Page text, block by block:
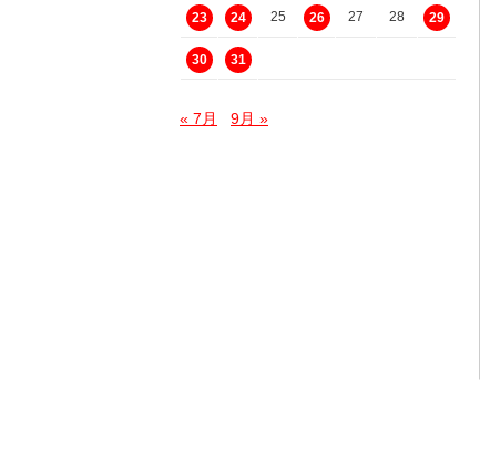
23 24 25 26 27 28 29
30 31
« 7月 9月 »